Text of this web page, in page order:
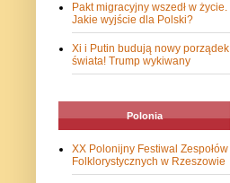
Pakt migracyjny wszedł w życie.
Jakie wyjście dla Polski?
Xi i Putin budują nowy porządek
świata! Trump wykiwany
Polonia
XX Polonijny Festiwal Zespołów
Folklorystycznych w Rzeszowie